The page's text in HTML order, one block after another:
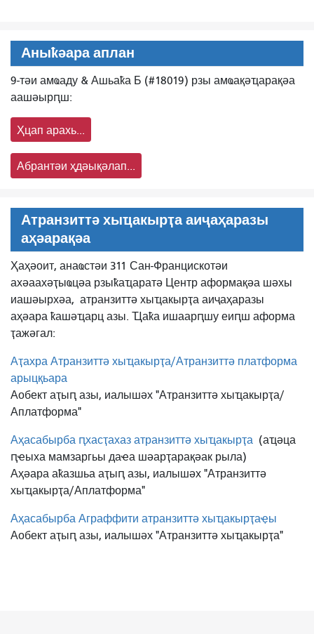
Аныҟәара аплан
9-тәи амҩаду & Ашьаҟа Б (#18019) рзы амҩақәҵарақәа
аашәырԥш:
Ҳцап арахь...
Абрантәи ҳдәықәлап...
Атранзиттә хыҵакырҭа аиҷаҳаразы
аҳәарақәа
Ҳаҳәоит, анаҩстәи 311 Сан-Францискотәи
ахәаахәҭыҩцәа рзыҟаҵаратә Центр аформақәа шәхы
иашәырхәа, атранзиттә хыҵакырҭа аиҷаҳаразы
аҳәара ҟашәҵарц азы. Ҵаҟа ишаарԥшу еиԥш аформа
ҭажәгал:
Аҭахра Атранзиттә хыҵакырҭа/Атранзиттә платформа
арыцқьара
Аобект аҭыԥ азы, иалышәх "Атранзиттә хыҵакырҭа/
Аплатформа"
Аҳасабырба ԥхасҭахаз атранзиттә хыҵакырҭа (аҵәца
ԥҽыха мамзаргьы даҽа шәарҭарақәак рыла)
Аҳәара аҟазшьа аҭыԥ азы, иалышәх "Атранзиттә
хыҵакырҭа/Аплатформа"
Аҳасабырба Аграффити атранзиттә хыҵакырҭаҿы
Аобект аҭыԥ азы, иалышәх "Атранзиттә хыҵакырҭа"